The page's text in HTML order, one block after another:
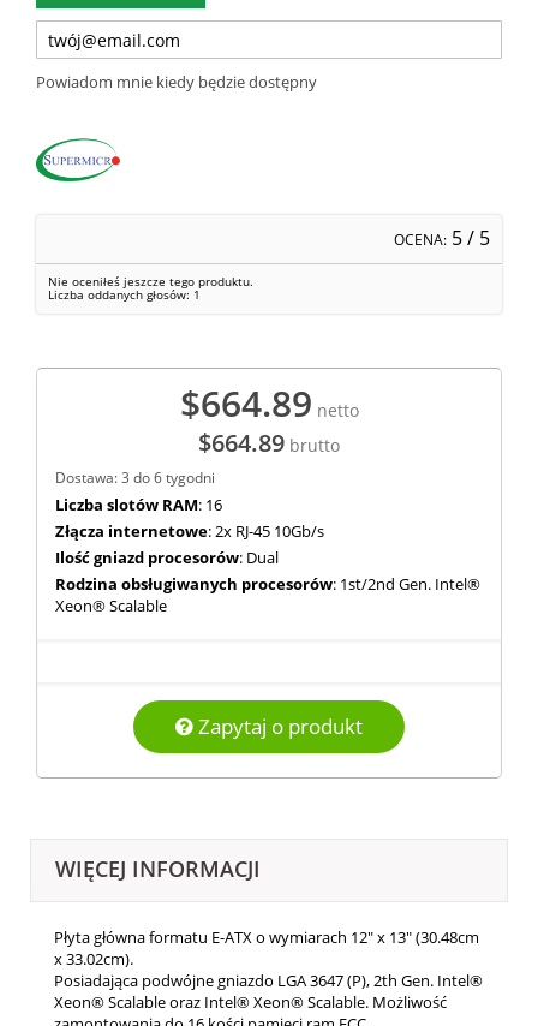
Powiadom mnie kiedy będzie dostępny
OCENA: 5/ 5
Nie oceniłeś jeszcze tego produktu.
Liczba oddanych głosów: 1
$664.89 netto
$664.89 brutto
Dostawa: 3 do 6 tygodni
Liczba slotów RAM: 16
Złącza internetowe: 2x RJ-45 10Gb/s
Ilość gniazd procesorów: Dual
Rodzina obsługiwanych procesorów: 1st/2nd Gen. Intel®
Xeon® Scalable
Zapytaj o produkt
WIĘCEJ INFORMACJI
Płyta główna formatu E-ATX o wymiarach 12" x 13" (30.48cm
x 33.02cm).
Posiadająca podwójne gniazdo LGA 3647 (P), 2th Gen. Intel®
Xeon® Scalable oraz Intel® Xeon® Scalable. Możliwość